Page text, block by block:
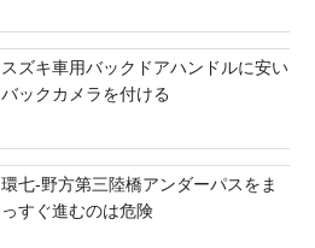
スズキ車用バックドアハンドルに安い
バックカメラを付ける
環七-野方第三陸橋アンダーパスをま
っすぐ進むのは危険